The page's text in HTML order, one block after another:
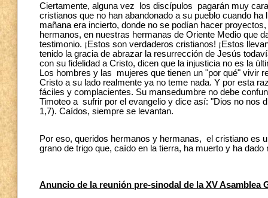
Ciertamente, alguna vez los discípulos pagarán muy
cristianos que no han abandonado a su pueblo cuando
mañana era incierto, donde no se podían hacer
hermanos, en nuestras hermanas de Oriente Medio que
testimonio. ¡Estos son verdaderos cristianos! ¡Estos
tenido la gracia de abrazar la resurrección de Jesús
con su fidelidad a Cristo, dicen que la injusticia no es la
Los hombres y las mujeres que tienen un "por qué" vivir
Cristo a su lado realmente ya no teme nada. Y por esta
fáciles y complacientes. Su mansedumbre no debe
Timoteo a sufrir por el evangelio y dice así: "Dios no nos
1,7). Caídos, siempre se levantan.
Por eso, queridos hermanos y hermanas, el cristiano es
grano de trigo que, caído en la tierra, ha muerto y ha
Anuncio de la reunión pre-sinodal de la XV Asamblea